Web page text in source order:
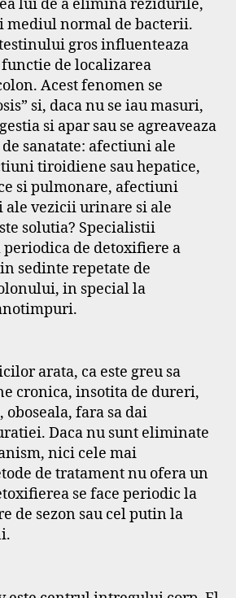
lui de a elimina rezidurile,
mediul normal de bacterii.
gros influenteaza
de localizarea
Acest fenomen se
si, daca nu se iau masuri,
si apar sau se agreaveaza
sanatate: afectiuni ale
tiroidiene sau hepatice,
si pulmonare, afectiuni
vezicii urinare si ale
solutia? Specialistii
de detoxifiere a
sedinte repetate de
in special la
arata, ca este greu sa
cronica, insotita de dureri,
fara sa dai
Daca nu sunt eliminate
nici cele mai
de tratament nu ofera un
se face periodic la
de sezon sau cel putin la